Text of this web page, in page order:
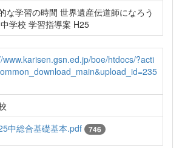
な学習の時間 世界遺産伝道師になろう
学校 学習指導案 H25
www.karisen.gsn.ed.jp/boe/htdocs/?acti
中総合基礎基本.pdf 746